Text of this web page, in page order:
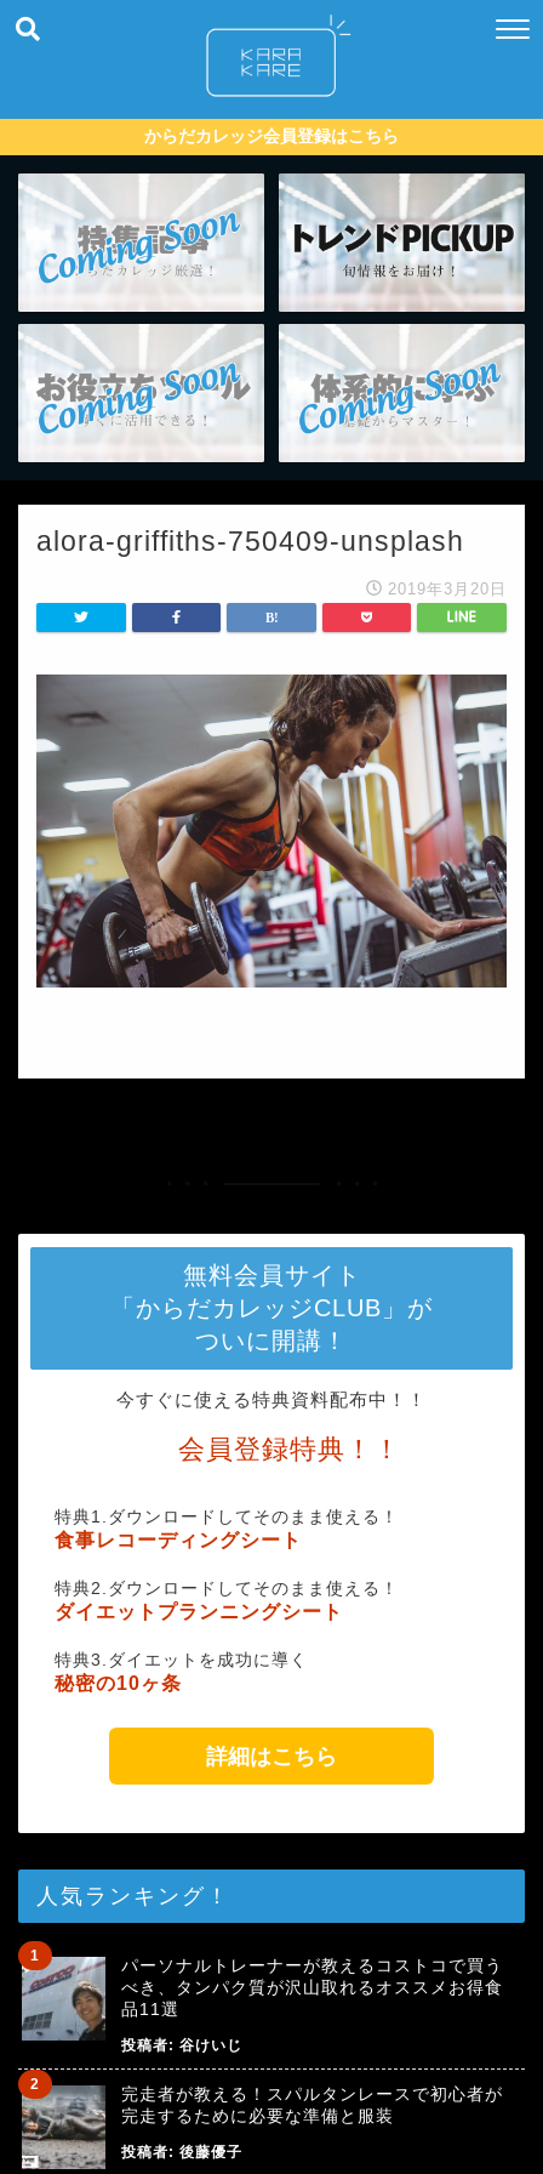
からだカレッジ会員登録はこちら
alora-griffiths-750409-unsplash
2019年3月20日
無料会員サイト
「からだカレッジCLUB」が
ついに開講！
今すぐに使える特典資料配布中！！
会員登録特典！！
特典1.ダウンロードしてそのまま使える！
食事レコーディングシート
特典2.ダウンロードしてそのまま使える！
ダイエットプランニングシート
特典3.ダイエットを成功に導く
秘密の10ヶ条
詳細はこちら
人気ランキング！
パーソナルトレーナーが教えるコストコで買う
べき、タンパク質が沢山取れるオススメお得食
品11選
投稿者: 谷けいじ
完走者が教える！スパルタンレースで初心者が
完走するために必要な準備と服装
投稿者: 後藤優子